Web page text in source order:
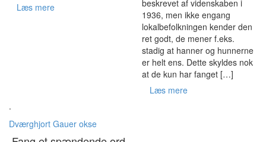
Læs mere
beskrevet af videnskaben i
1936, men ikke engang
lokalbefolkningen kender den
ret godt, de mener f.eks.
stadig at hanner og hunnerne
er helt ens. Dette skyldes nok
at de kun har fanget […]
Læs mere
.
Dværghjort Gauer okse